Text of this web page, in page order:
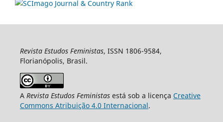
Revista Estudos Feministas, ISSN 1806-9584,
Florianópolis, Brasil.
A Revista Estudos Feministasestá sob a licença Creative
Commons Atribuição 4.0 Internacional.